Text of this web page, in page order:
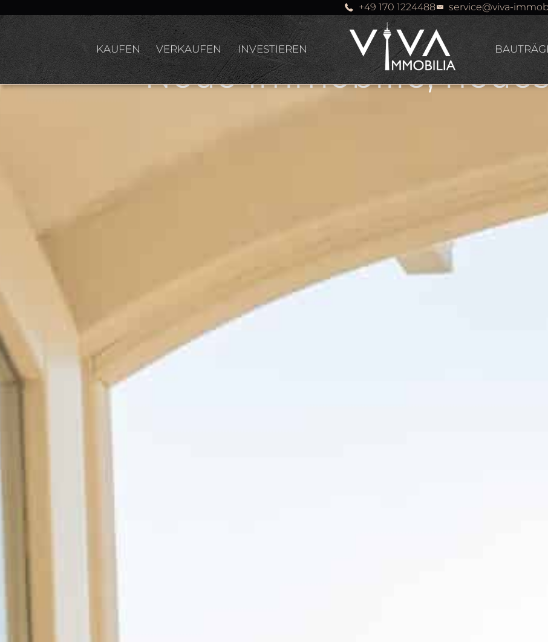
+49 170 1224488 service@viva-
KAUFEN VERKAUFEN INVESTIEREN
Leben Sie
Neue Immobilie,